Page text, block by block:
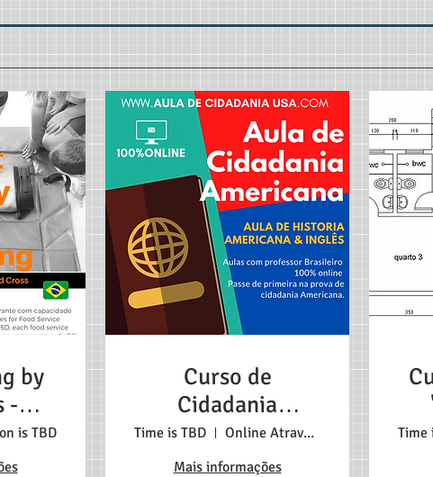
by
-
is TBD
Curso de
Cidadania
Americana
Time is TBD
Online Atraves do Zoom
Mais informações
Time